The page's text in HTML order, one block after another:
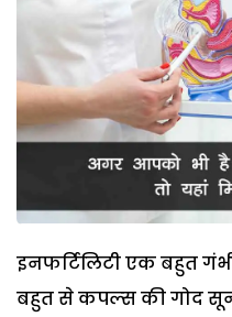
इनफर्टिलिटी एक बहुत
बहुत से कपल्‍स की गोद